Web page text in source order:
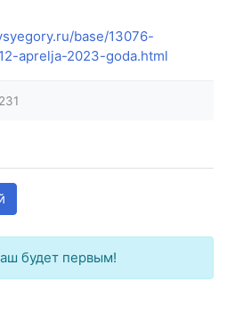
base/13076-
aprelja-2023-goda.html
231
будет первым!